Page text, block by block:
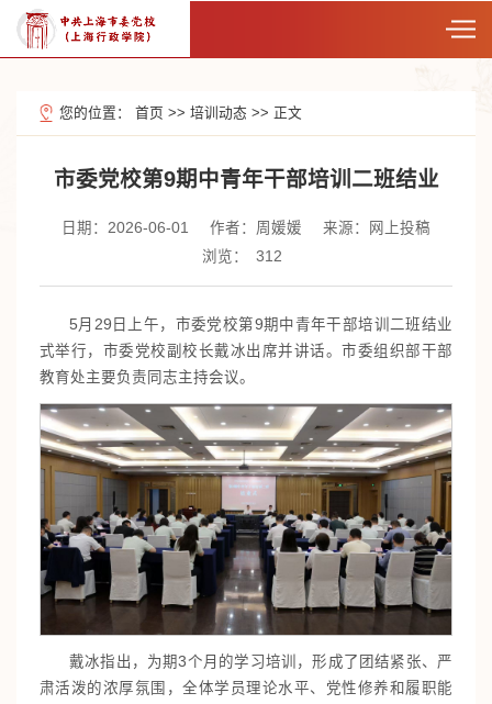
您的位置： 首页 >> 培训动态 >> 正文
市委党校第9期中青年干部培训二班结业
日期：2026-06-01 作者：周媛媛
来源：网上投稿
浏览：
312
5月29日上午，市委党校第9期中青年干部培训二班结业
式举行，市委党校副校长戴冰出席并讲话。市委组织部干部
教育处主要负责同志主持会议。
戴冰指出，为期3个月的学习培训，形成了团结紧张、严
肃活泼的浓厚氛围，全体学员理论水平、党性修养和履职能